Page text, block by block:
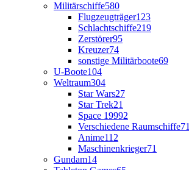
Militärschiffe580
Flugzeugträger123
Schlachtschiffe219
Zerstörer95
Kreuzer74
sonstige Militärboote69
U-Boote104
Weltraum304
Star Wars27
Star Trek21
Space 19992
Verschiedene Raumschiffe71
Anime112
Maschinenkrieger71
Gundam14